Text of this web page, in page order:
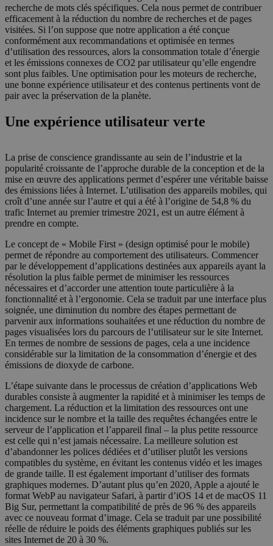
recherche de mots clés spécifiques. Cela nous permet de contribuer
efficacement à la réduction du nombre de recherches et de pages
visitées. Si l’on suppose que notre application a été conçue
conformément aux recommandations et optimisée en termes
d’utilisation des ressources, alors la consommation totale d’énergie
et les émissions connexes de CO2 par utilisateur qu’elle engendre
sont plus faibles. Une optimisation pour les moteurs de recherche,
une bonne expérience utilisateur et des contenus pertinents vont de
pair avec la préservation de la planète.
Une expérience utilisateur verte
La prise de conscience grandissante au sein de l’industrie et la
popularité croissante de l’approche durable de la conception et de la
mise en œuvre des applications permet d’espérer une véritable baisse
des émissions liées à Internet. L’utilisation des appareils mobiles, qui
croît d’une année sur l’autre et qui a été à l’origine de 54,8 % du
trafic Internet au premier trimestre 2021, est un autre élément à
prendre en compte.
Le concept de « Mobile First » (design optimisé pour le mobile)
permet de répondre au comportement des utilisateurs. Commencer
par le développement d’applications destinées aux appareils ayant la
résolution la plus faible permet de minimiser les ressources
nécessaires et d’accorder une attention toute particulière à la
fonctionnalité et à l’ergonomie. Cela se traduit par une interface plus
soignée, une diminution du nombre des étapes permettant de
parvenir aux informations souhaitées et une réduction du nombre de
pages visualisées lors du parcours de l’utilisateur sur le site Internet.
En termes de nombre de sessions de pages, cela a une incidence
considérable sur la limitation de la consommation d’énergie et des
émissions de dioxyde de carbone.
L’étape suivante dans le processus de création d’applications Web
durables consiste à augmenter la rapidité et à minimiser les temps de
chargement. La réduction et la limitation des ressources ont une
incidence sur le nombre et la taille des requêtes échangées entre le
serveur de l’application et l’appareil final – la plus petite ressource
est celle qui n’est jamais nécessaire. La meilleure solution est
d’abandonner les polices dédiées et d’utiliser plutôt les versions
compatibles du système, en évitant les contenus vidéo et les images
de grande taille. Il est également important d’utiliser des formats
graphiques modernes. D’autant plus qu’en 2020, Apple a ajouté le
format WebP au navigateur Safari, à partir d’iOS 14 et de macOS 11
Big Sur, permettant la compatibilité de près de 96 % des appareils
avec ce nouveau format d’image. Cela se traduit par une possibilité
réelle de réduire le poids des éléments graphiques publiés sur les
sites Internet de 20 à 30 %.